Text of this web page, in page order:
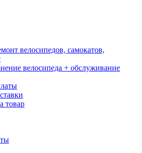
велосипедов, самокатов,
велосипеда + обслуживание
товар